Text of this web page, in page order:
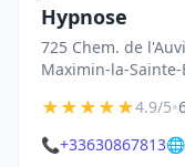
Hypnose
725 Chem. de
Maximin-la-
★★★★★4.9/5•
📞+33630867813🌐